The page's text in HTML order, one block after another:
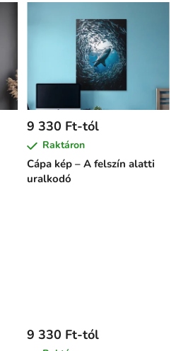
Cápa kép – A felszín alatti
uralkodó
9 330 Ft-tól
Raktáron
9 330 Ft-tól